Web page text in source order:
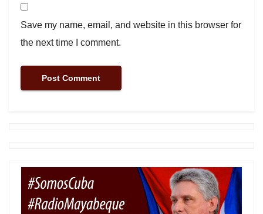
Save my name, email, and website in this browser for
the next time I comment.